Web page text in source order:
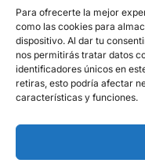
Para ofrecerte la mejor
como las cookies para
dispositivo. Al dar tu
nos permitirás tratar datos
identificadores únicos en
retiras, esto podría afectar
características y funciones.
EE.UU.
Dubái
México
España